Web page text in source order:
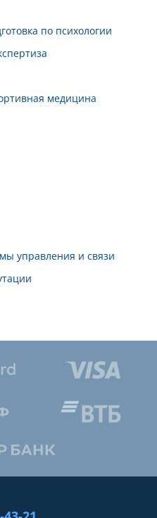
по психологии
медицина
управления и связи